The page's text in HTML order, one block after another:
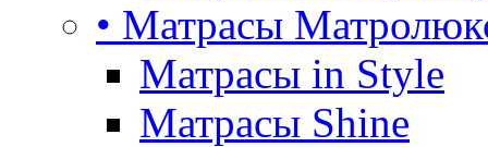
• Матрасы
Матрасы in Style
Матрасы Shine